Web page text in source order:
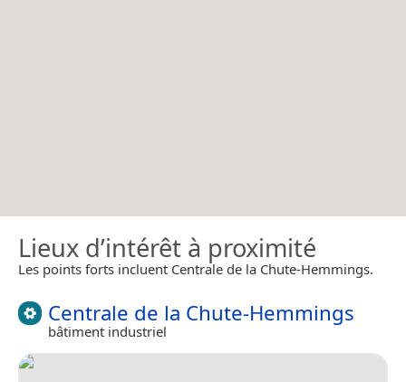
Lieux d’intérêt à proximité
Les points forts incluent Centrale de la Chute-Hemmings.
Centrale de la Chute-Hemmings
bâtiment industriel